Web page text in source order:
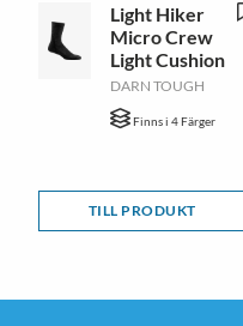
Light Hiker
Micro Crew
Light Cushion
DARN TOUGH
Finns i 4 Färger
TILL PRODUKT